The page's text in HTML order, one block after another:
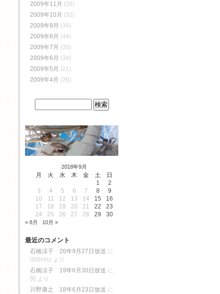
2009年11月 (26)
2009年10月 (32)
2009年9月 (34)
2009年8月 (44)
2009年7月 (35)
2009年6月 (34)
2009年5月 (21)
2009年4月 (26)
2018年9月
月 火 水 木 金 土
日
1
2
3
4 5 6 7 8
9
10
11 12 13 14 15
16
17
18 19 20 21 22
23
24
25 26 27 28 29 30
« 8月 10月 »
最近のコメント
石橋涼子 20年9月27日放送 に
000mhz より
石橋涼子 19年6月30日放送 に
関 より
川野康之 18年6月23日放送 に